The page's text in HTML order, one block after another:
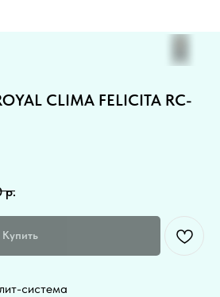
CLIMA FELICITA RC-
р.
Купить
система